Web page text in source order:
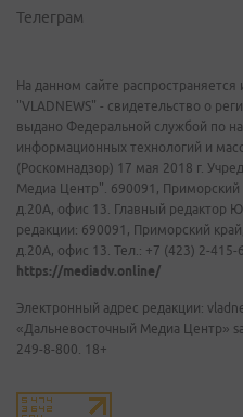
Телеграм
На данном сайте
"VLADNEWS" - свидетельство о
выдано Федеральной службой по
информационных технологий и
(Роскомнадзор) 17 мая 2018 г.
Медиа Центр". 690091, Приморский
д.20А, офис 13. Главный редактор
редакции: 690091, Приморский
д.20А, офис 13. Тел.: +7 (423) 2-415-
https://mediadv.online/
Электронный адрес редакции:
«Дальневосточный Медиа Центр»
249-8-800. 18+